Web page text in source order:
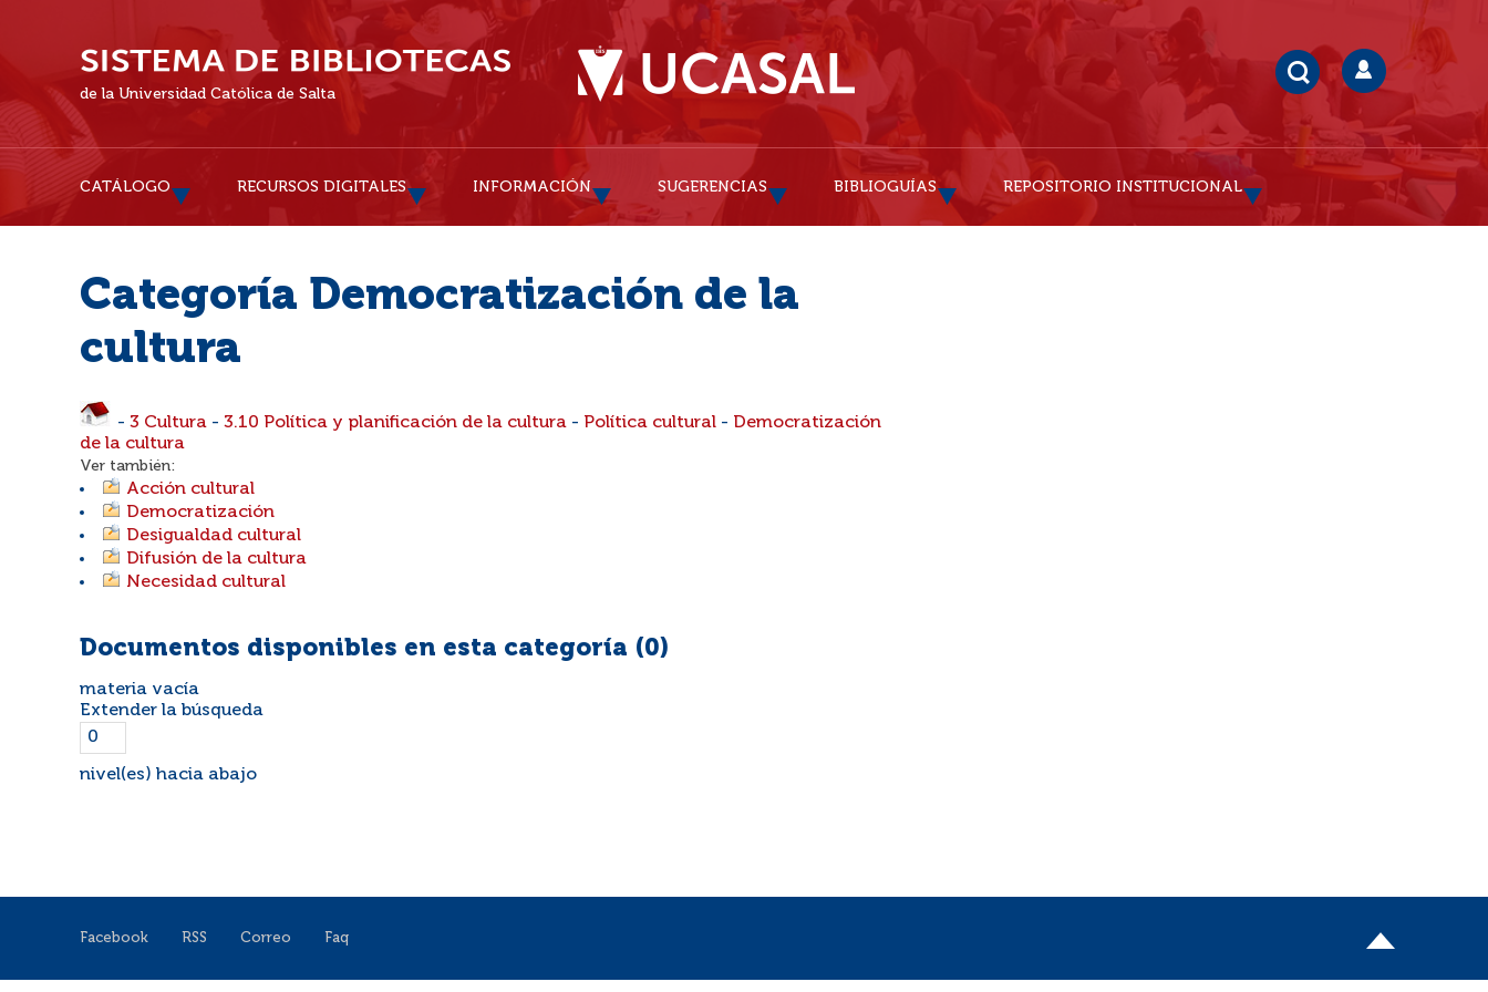
de la Universidad Católica de Salta
CATÁLOGO RECURSOS DIGITALES INFORMACIÓN SUGERENCIAS BIBLIOGUÍAS REPOSITORIO INSTITUCIONAL
Categoría Democratización de la
cultura
- 3 Cultura - 3.10 Política y planificación de la cultura - Política cultural - Democratización
de la cultura
Ver también:
Acción cultural
Democratización
Desigualdad cultural
Difusión de la cultura
Necesidad cultural
Documentos disponibles en esta categoría (0)
materia vacía
Extender la búsqueda
nivel(es) hacia abajo
Facebook RSS Correo Faq